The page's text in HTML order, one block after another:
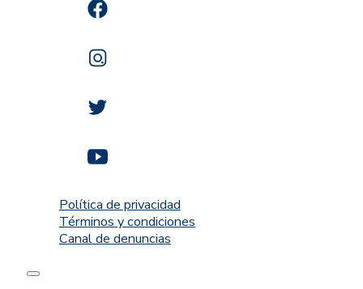
Política de privacidad
Términos y condiciones
Canal de denuncias